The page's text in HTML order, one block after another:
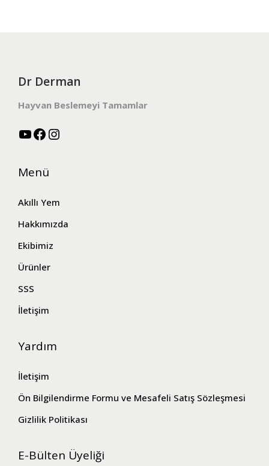
Dr Derman
Hayvan Beslemeyi Tamamlar
Menü
Akıllı Yem
Hakkımızda
Ekibimiz
Ürünler
SSS
İletişim
Yardım
İletişim
Ön Bilgilendirme Formu ve Mesafeli Satış Sözleşmesi
Gizlilik Politikası
E-Bülten Üyeliği